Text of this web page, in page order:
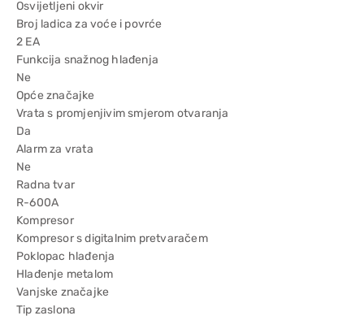
Osvijetljeni okvir
Broj ladica za voće i povrće
2 EA
Funkcija snažnog hlađenja
Ne
Opće značajke
Vrata s promjenjivim smjerom otvaranja
Da
Alarm za vrata
Ne
Radna tvar
R-600A
Kompresor
Kompresor s digitalnim pretvaračem
Poklopac hlađenja
Hlađenje metalom
Vanjske značajke
Tip zaslona